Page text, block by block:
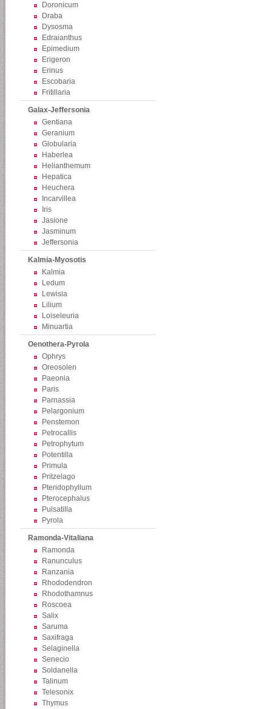
Doronicum
Draba
Dysosma
Edraianthus
Epimedium
Erigeron
Erinus
Escobaria
Fritillaria
Galax-Jeffersonia
Gentiana
Geranium
Globularia
Haberlea
Helianthemum
Hepatica
Heuchera
Incarvillea
Iris
Jasione
Jasminum
Jeffersonia
Kalmia-Myosotis
Kalmia
Ledum
Lewisia
Lilium
Loiseleuria
Minuartia
Oenothera-Pyrola
Ophrys
Oreosolen
Paeonia
Paris
Parnassia
Pelargonium
Penstemon
Petrocallis
Petrophytum
Potentilla
Primula
Pritzelago
Pteridophyllum
Pterocephalus
Pulsatilla
Pyrola
Ramonda-Vitaliana
Ramonda
Ranunculus
Ranzania
Rhododendron
Rhodothamnus
Roscoea
Salix
Saruma
Saxifraga
Selaginella
Senecio
Soldanella
Talinum
Telesonix
Thymus